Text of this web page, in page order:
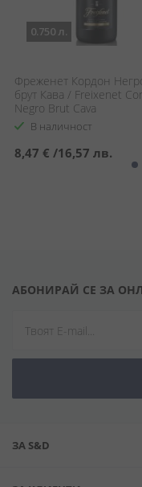
0.750 л.
Фреженет Кордон
брут Кава / Freixenet
Negro Brut Cava
В наличност
8,47 € /16,57 лв.
АБОНИРАЙ СЕ ЗА
ЗА S&D